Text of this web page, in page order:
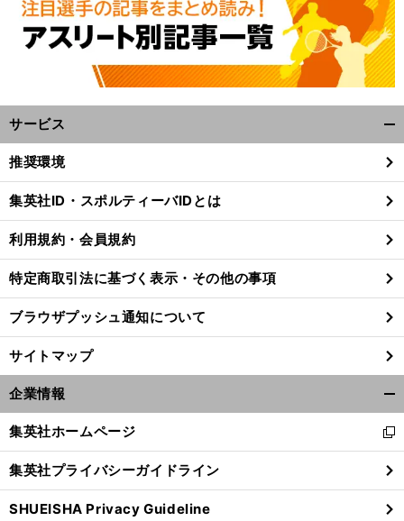
サービス
閉
る
推奨環境
集英社ID・スポルティーバIDとは
利用規約・会員規約
特定商取引法に基づく表示・その他の事項
ブラウザプッシュ通知について
サイトマップ
企業情報
閉
る
集英社ホームページ
新
し
い
ウ
ィ
集英社プライバシーガイドライン
SHUEISHA Privacy Guideline